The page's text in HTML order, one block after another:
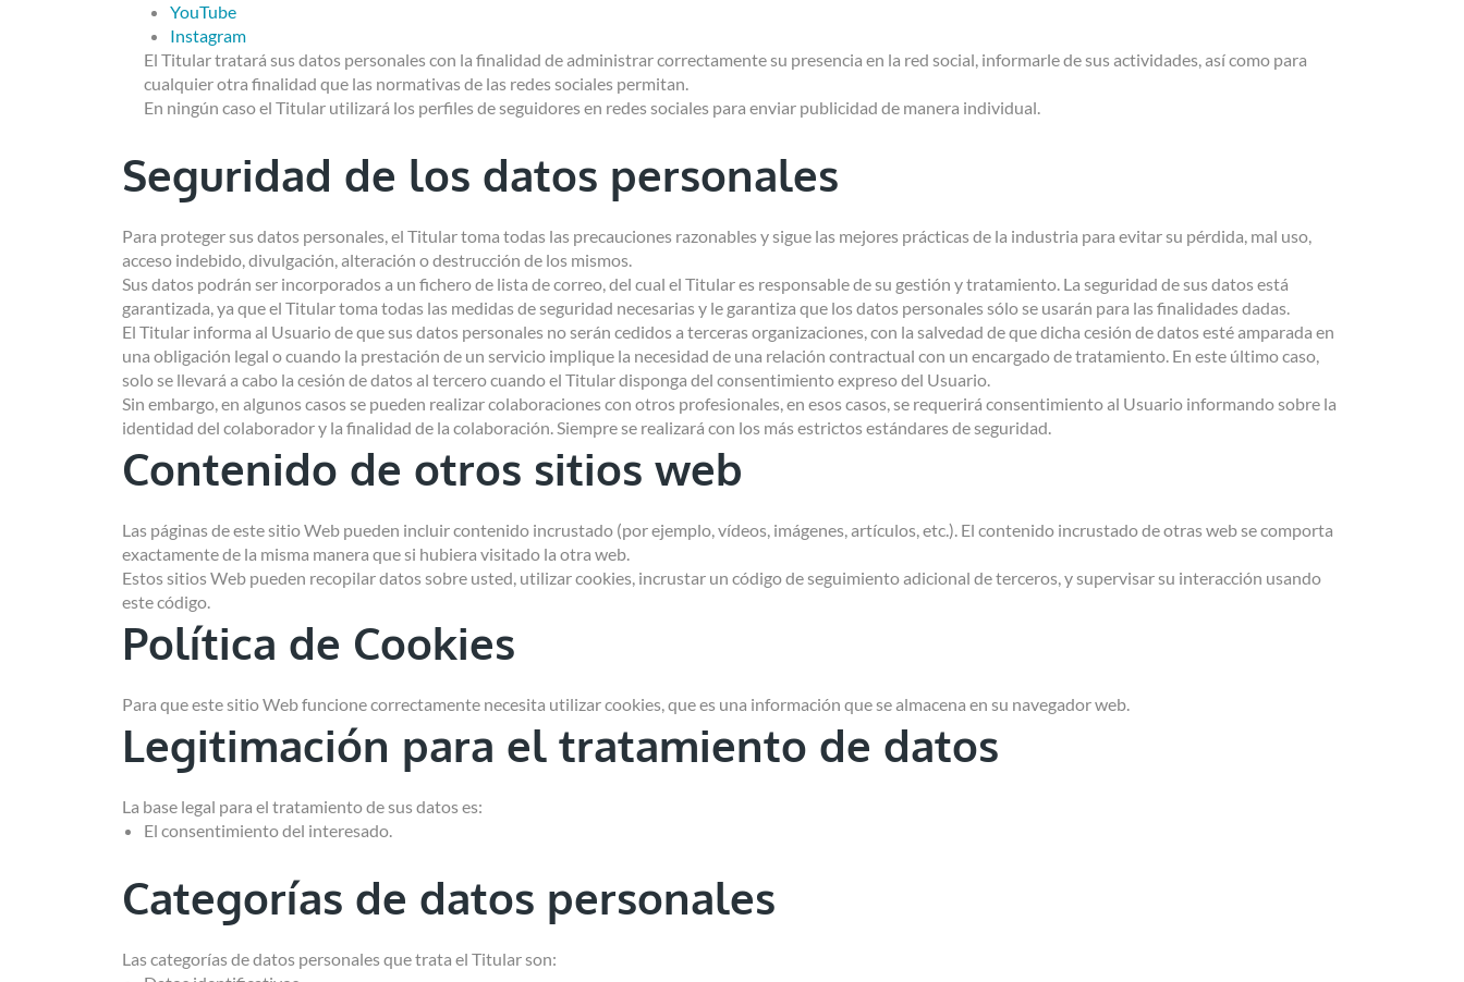
YouTube
Instagram
El Titular tratará sus datos personales con la finalidad de administrar correctamente su presencia en la red social, informarle de sus actividades, así como para
cualquier otra finalidad que las normativas de las redes sociales permitan.
En ningún caso el Titular utilizará los perfiles de seguidores en redes sociales para enviar publicidad de manera individual.
Seguridad de los datos personales
Para proteger sus datos personales, el Titular toma todas las precauciones razonables y sigue las mejores prácticas de la industria para evitar su pérdida, mal uso,
acceso indebido, divulgación, alteración o destrucción de los mismos.
Sus datos podrán ser incorporados a un fichero de lista de correo, del cual el Titular es responsable de su gestión y tratamiento. La seguridad de sus datos está
garantizada, ya que el Titular toma todas las medidas de seguridad necesarias y le garantiza que los datos personales sólo se usarán para las finalidades dadas.
El Titular informa al Usuario de que sus datos personales no serán cedidos a terceras organizaciones, con la salvedad de que dicha cesión de datos esté amparada en
una obligación legal o cuando la prestación de un servicio implique la necesidad de una relación contractual con un encargado de tratamiento. En este último caso,
solo se llevará a cabo la cesión de datos al tercero cuando el Titular disponga del consentimiento expreso del Usuario.
Sin embargo, en algunos casos se pueden realizar colaboraciones con otros profesionales, en esos casos, se requerirá consentimiento al Usuario informando sobre la
identidad del colaborador y la finalidad de la colaboración. Siempre se realizará con los más estrictos estándares de seguridad.
Contenido de otros sitios web
Las páginas de este sitio Web pueden incluir contenido incrustado (por ejemplo, vídeos, imágenes, artículos, etc.). El contenido incrustado de otras web se comporta
exactamente de la misma manera que si hubiera visitado la otra web.
Estos sitios Web pueden recopilar datos sobre usted, utilizar cookies, incrustar un código de seguimiento adicional de terceros, y supervisar su interacción usando
este código.
Política de Cookies
Para que este sitio Web funcione correctamente necesita utilizar cookies, que es una información que se almacena en su navegador web.
Legitimación para el tratamiento de datos
La base legal para el tratamiento de sus datos es:
El consentimiento del interesado.
Categorías de datos personales
Las categorías de datos personales que trata el Titular son: